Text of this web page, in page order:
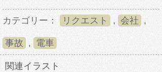
カテゴリー： リクエスト , 会社 ,
事故 , 電車
関連イラスト